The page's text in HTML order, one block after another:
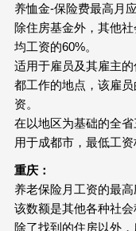
养恤金-保险费最高月应
除住房基金外，其他
均工资的60%。
适用于雇员及其雇主
都工作的地点，该雇
资。
在以地区为基础的全
用于成都市，最低工资
重庆：
养老保险月工资的最
该数额是其他各种社会
除了找到的住房以外